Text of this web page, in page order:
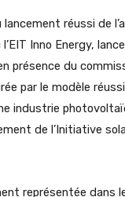
réussi de
Inno Energy,
présence du
par le modèle
industrie
de l’Initiative
représentée dans